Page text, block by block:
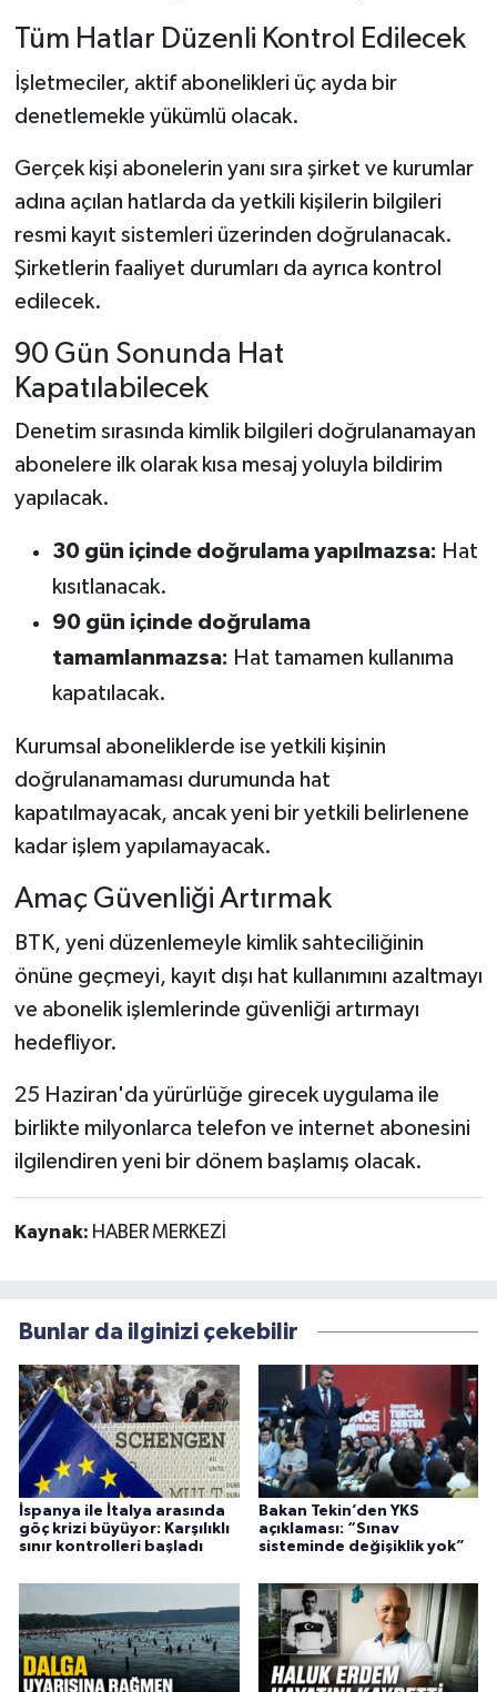
Tüm Hatlar Düzenli Kontrol Edilecek
İşletmeciler, aktif abonelikleri üç ayda bir
denetlemekle yükümlü olacak.
Gerçek kişi abonelerin yanı sıra şirket ve kurumlar
adına açılan hatlarda da yetkili kişilerin bilgileri
resmi kayıt sistemleri üzerinden doğrulanacak.
Şirketlerin faaliyet durumları da ayrıca kontrol
edilecek.
90 Gün Sonunda Hat
Kapatılabilecek
Denetim sırasında kimlik bilgileri doğrulanamayan
abonelere ilk olarak kısa mesaj yoluyla bildirim
yapılacak.
30 gün içinde doğrulama yapılmazsa: Hat
kısıtlanacak.
90 gün içinde doğrulama
tamamlanmazsa: Hat tamamen kullanıma
kapatılacak.
Kurumsal aboneliklerde ise yetkili kişinin
doğrulanamaması durumunda hat
kapatılmayacak, ancak yeni bir yetkili belirlenene
kadar işlem yapılamayacak.
Amaç Güvenliği Artırmak
BTK, yeni düzenlemeyle kimlik sahteciliğinin
önüne geçmeyi, kayıt dışı hat kullanımını azaltmayı
ve abonelik işlemlerinde güvenliği artırmayı
hedefliyor.
25 Haziran'da yürürlüğe girecek uygulama ile
birlikte milyonlarca telefon ve internet abonesini
ilgilendiren yeni bir dönem başlamış olacak.
Kaynak: HABER MERKEZİ
Bunlar da ilginizi çekebilir
İspanya ile İtalya arasında
göç krizi büyüyor: Karşılıklı
sınır kontrolleri başladı
Bakan Tekin’den YKS
açıklaması: “Sınav
sisteminde değişiklik yok”